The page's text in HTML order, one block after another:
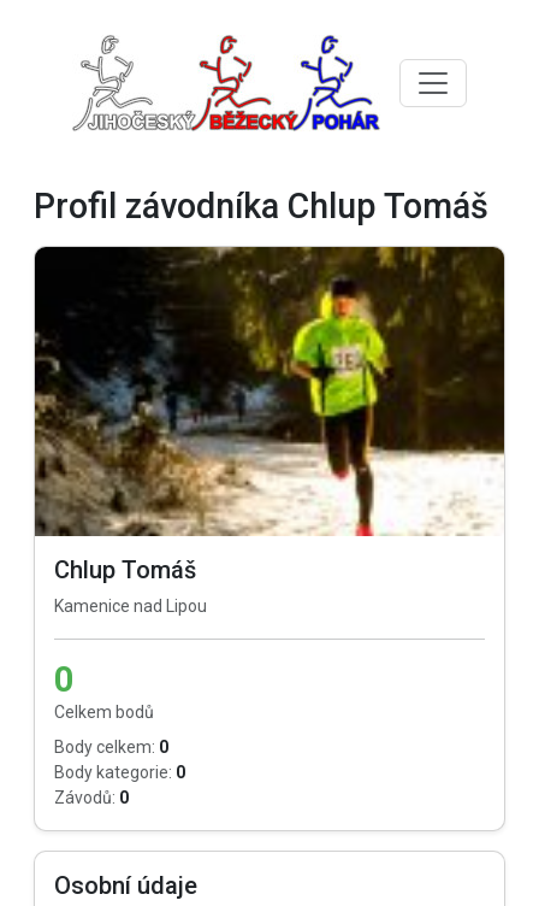
Profil závodníka Chlup Tomáš
Chlup Tomáš
Kamenice nad Lipou
0
Celkem bodů
Body celkem: 0
Body kategorie: 0
Závodů: 0
Osobní údaje